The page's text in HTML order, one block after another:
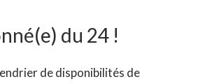
du 24 !
de disponibilités de